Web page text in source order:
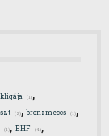
(1),
(2),bronzmeccs (1),
(1), EHF (4),